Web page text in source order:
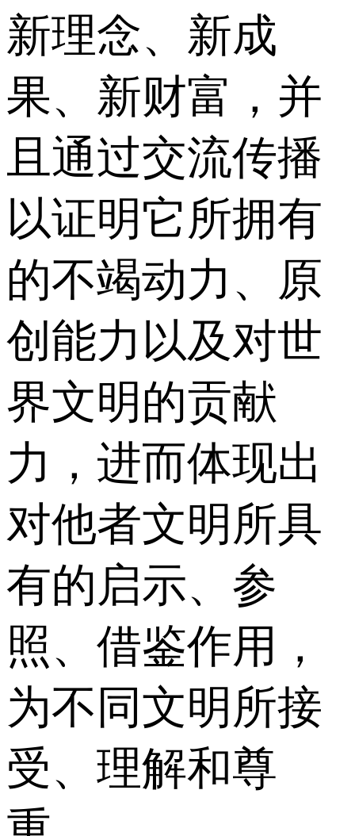
新理念、新成
果、新财富，并
且通过交流传播
以证明它所拥有
的不竭动力、原
创能力以及对世
界文明的贡献
力，进而体现出
对他者文明所具
有的启示、参
照、借鉴作用，
为不同文明所接
受、理解和尊